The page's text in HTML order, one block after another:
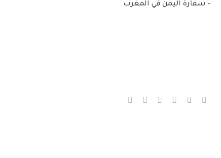
– سفارة اليمن في المغرب